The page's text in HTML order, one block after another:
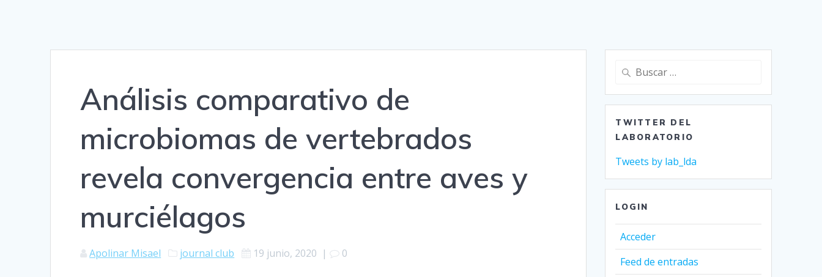
Análisis comparativo de
microbiomas de vertebrados
revela convergencia entre aves y
murciélagos
Apolinar Misael journal club 19 junio, 2020 | 0
Buscar:
TWITTER DEL
LABORATORIO
Tweets by lab_lda
LOGIN
Acceder
Feed de entradas